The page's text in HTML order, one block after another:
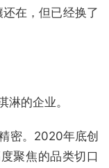
在，但已经换了
淋的企业。
密。2020年底创
聚焦的品类切口